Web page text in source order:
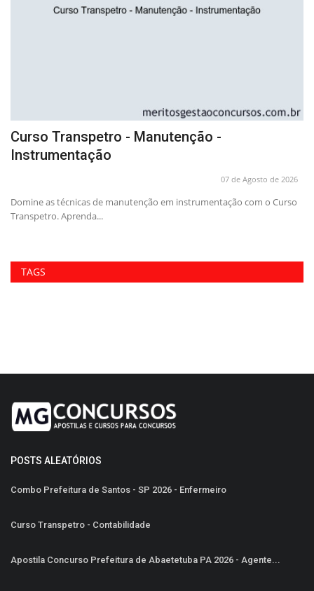
Curso Transpetro - Manutenção -
Instrumentação
07 de Agosto de 2026
Domine as técnicas de manutenção em instrumentação com o Curso
Transpetro. Aprenda...
TAGS
POSTS ALEATÓRIOS
Combo Prefeitura de Santos - SP 2026 - Enfermeiro
Curso Transpetro - Contabilidade
Apostila Concurso Prefeitura de Abaetetuba PA 2026 - Agente...